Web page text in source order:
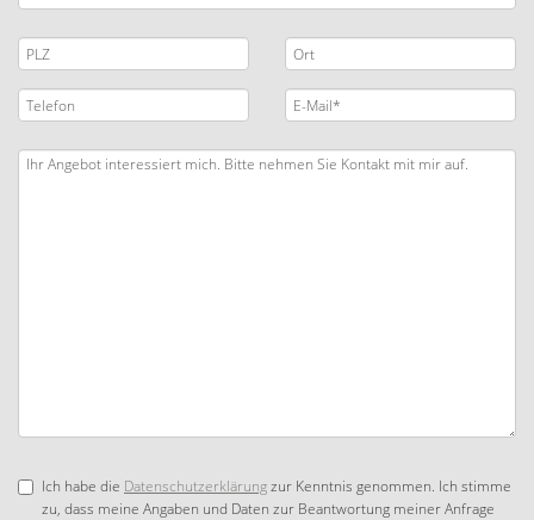
Ich habe die Datenschutzerklärungzur Kenntnis genommen. Ich stimme
zu, dass meine Angaben und Daten zur Beantwortung meiner Anfrage